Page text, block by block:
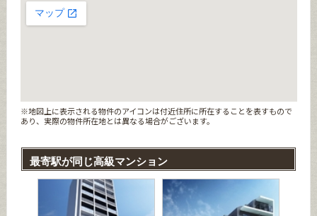
※地図上に表示される物件のアイコンは付近住所に所在することを表すもので
あり、実際の物件所在地とは異なる場合がございます。
最寄駅が同じ高級マンション